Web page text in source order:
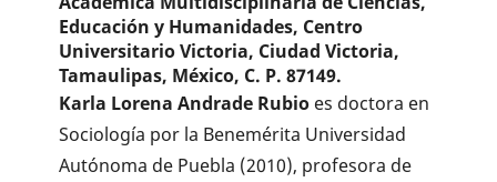
Educación y Humanidades, Centro
Universitario Victoria, Ciudad Victoria,
Tamaulipas, México, C. P. 87149.
Karla Lorena Andrade Rubio es doctora en
Sociología por la Benemérita Universidad
Autónoma de Puebla (2010), profesora de